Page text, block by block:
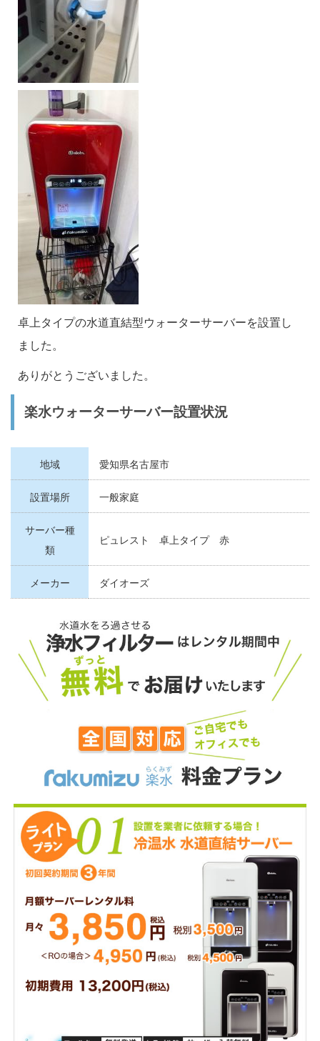
卓上タイプの水道直結型ウォーターサーバーを設置し
ました。
ありがとうございました。
楽水ウォーターサーバー設置状況
地域 愛知県名古屋市
設置場所 一般家庭
サーバー種
類
ピュレスト 卓上タイプ 赤
メーカー ダイオーズ